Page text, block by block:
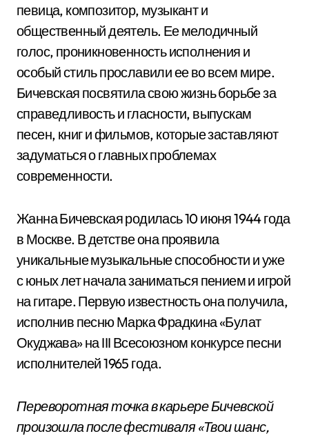
певица, композитор, музыкант и
общественный деятель. Ее мелодичный
голос, проникновенность исполнения и
особый стиль прославили ее во всем мире.
Бичевская посвятила свою жизнь борьбе за
справедливость и гласности, выпускам
песен, книг и фильмов, которые заставляют
задуматься о главных проблемах
современности.
Жанна Бичевская родилась 10 июня 1944 года
в Москве. В детстве она проявила
уникальные музыкальные способности и уже
с юных лет начала заниматься пением и игрой
на гитаре. Первую известность она получила,
исполнив песню Марка Фрадкина «Булат
Окуджава» на III Всесоюзном конкурсе песни
исполнителей 1965 года.
Переворотная точка в карьере Бичевской
произошла после фестиваля «Твои шанс,